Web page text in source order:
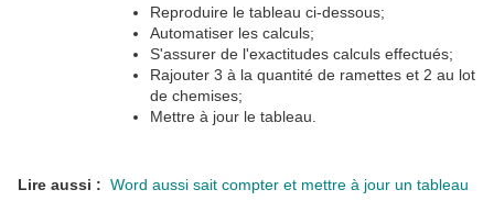
Reproduire le tableau ci-dessous;
Automatiser les calculs;
S'assurer de l'exactitudes calculs effectués;
Rajouter 3 à la quantité de ramettes et 2 au lot
de chemises;
Mettre à jour le tableau.
Lire aussi : Word aussi sait compter et mettre à jour un tableau